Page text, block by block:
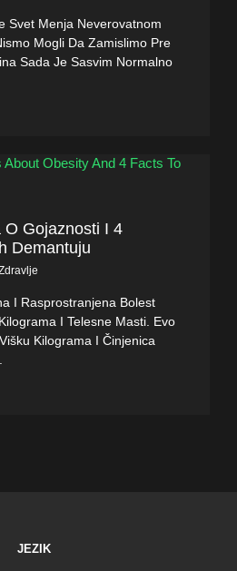
Svet Menja Neverovatnom
Mogli Da Zamislimo Pre
Sada Je Sasvim Normalno
Gojaznosti I 4
Demantuju
I Rasprostranjena Bolest
I Telesne Masti. Evo
Kilograma I Činjenica
JEZIK